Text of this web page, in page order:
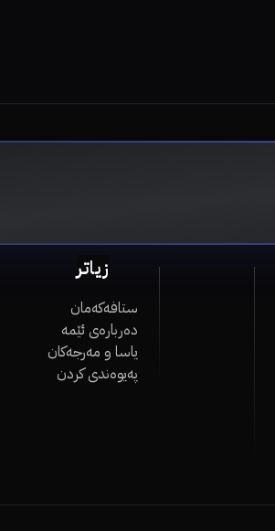
زیاتر
ستافەکەمان
دەربارەی ئێمە
یاسا و مەرجەکان
پەیوەندی کردن